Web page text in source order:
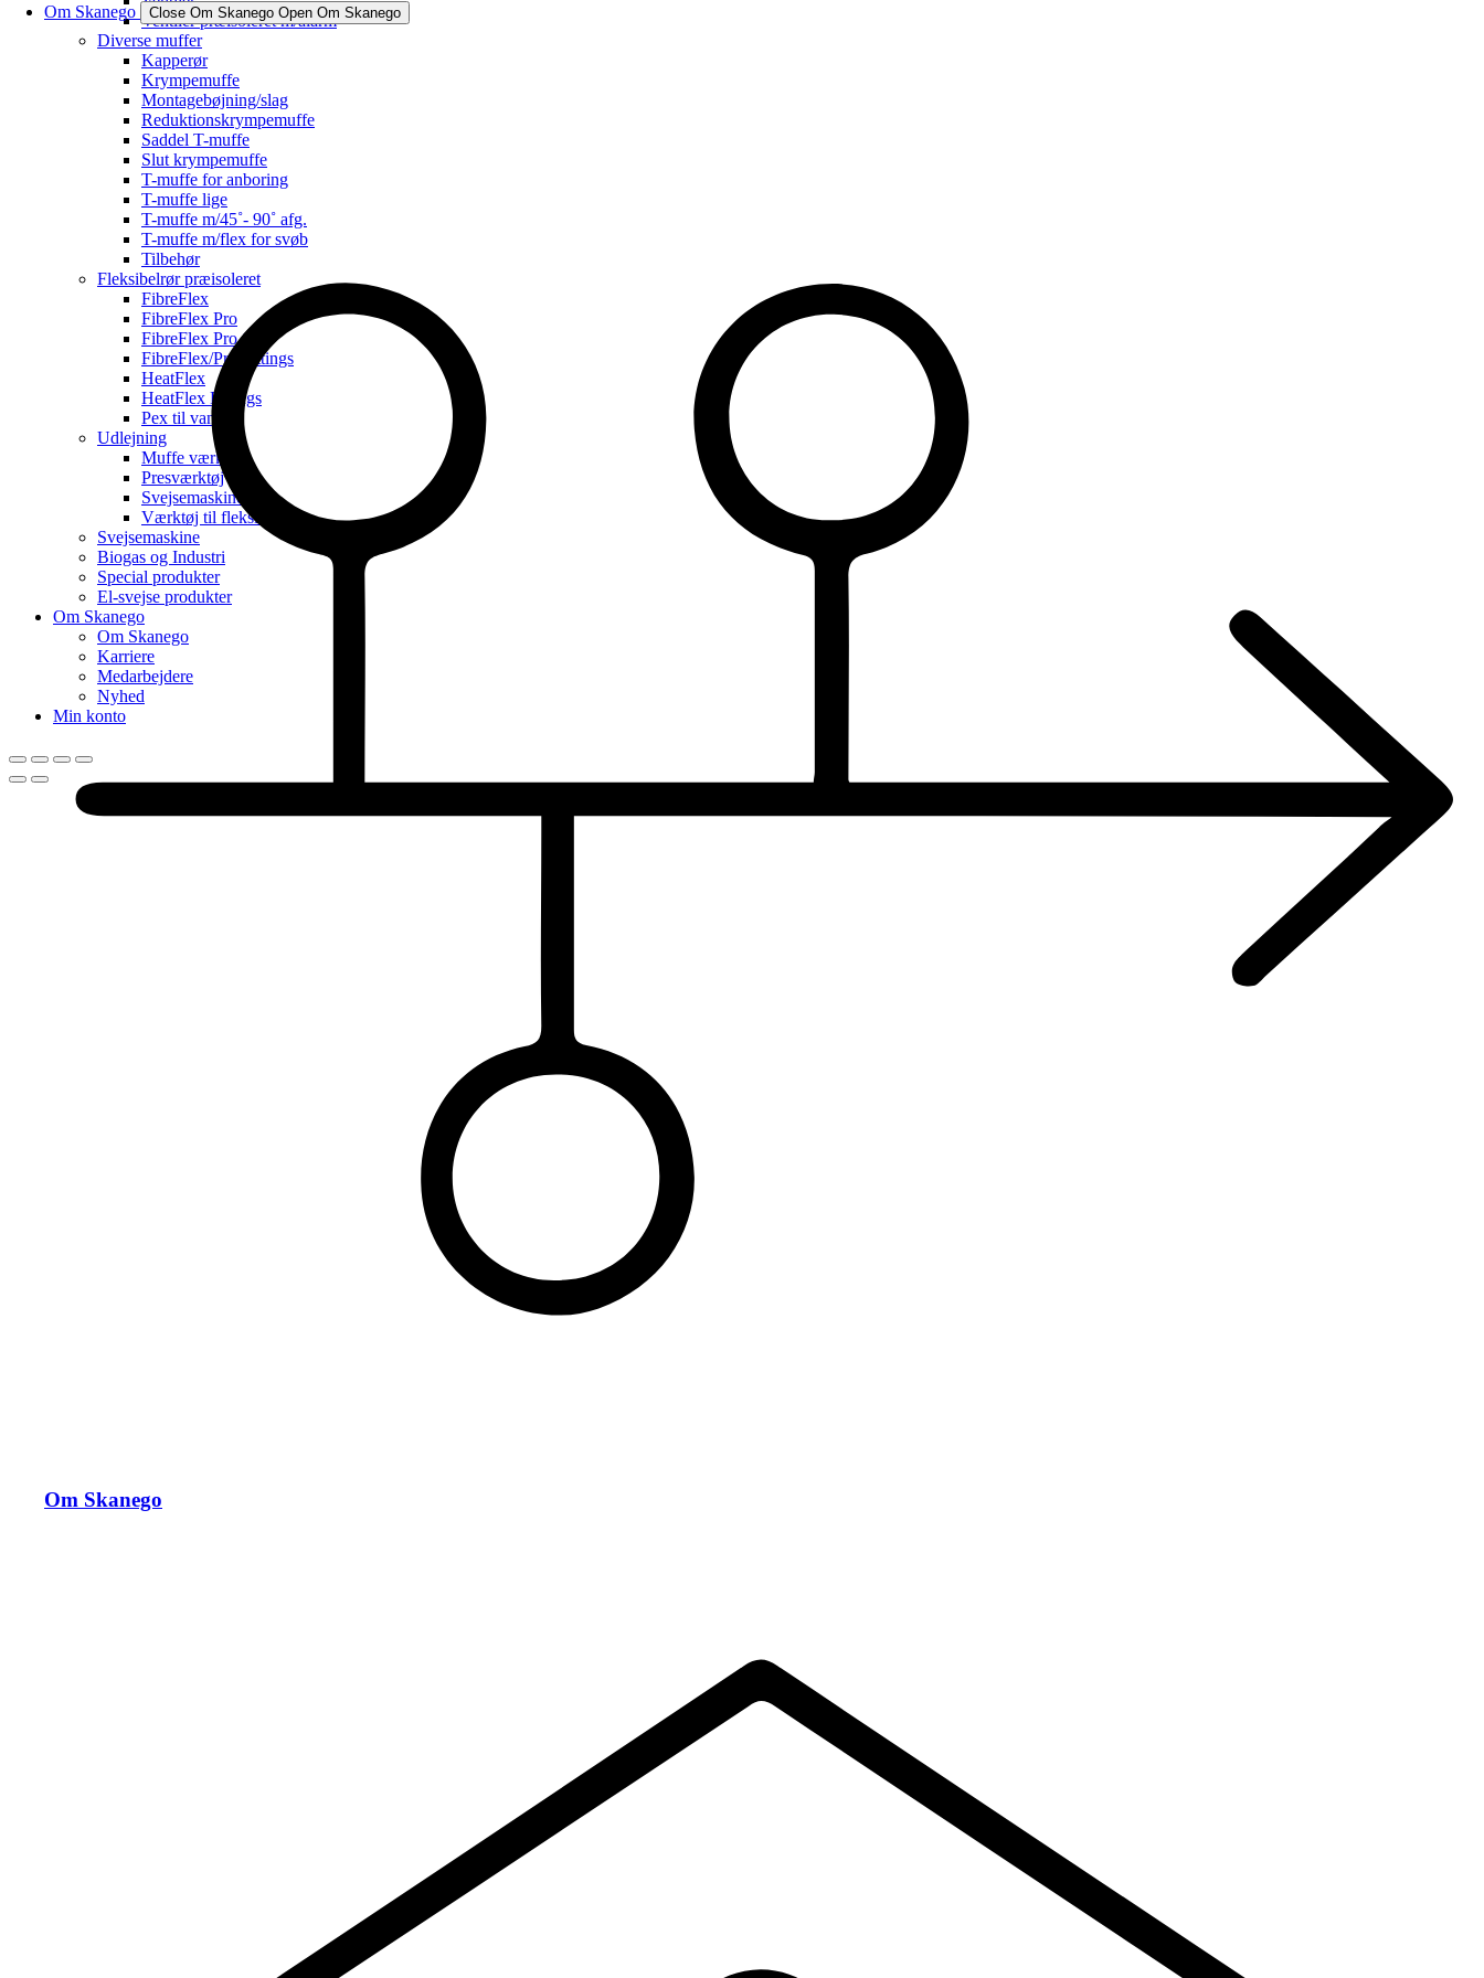
Om Skanego Close Om Skanego Open Om Skanego
Om Skanego
Ventiler præisoleret m/alarm
Diverse muffer
Kapperør
Krympemuffe
Montagebøjning/slag
Reduktionskrympemuffe
Saddel T-muffe
Slut krympemuffe
T-muffe for anboring
T-muffe lige
T-muffe m/45˚- 90˚ afg.
T-muffe m/flex for svøb
Tilbehør
Fleksibelrør præisoleret
FibreFlex
FibreFlex Pro
FibreFlex Pro 16
FibreFlex/Pro Fittings
HeatFlex
HeatFlex Fittings
Pex til vand
Udlejning
Muffe værktøj
Presværktøj
Svejsemaskine
Værktøj til fleksibel rør
Svejsemaskine
Biogas og Industri
Special produkter
El-svejse produkter
Om Skanego
Om Skanego
Karriere
Medarbejdere
Nyhed
Min konto